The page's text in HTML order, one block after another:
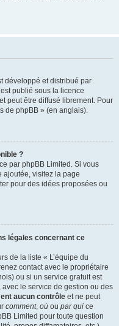
développé et distribué par
publié sous la licence
peut être diffusé librement. Pour
de phpBB » (en anglais).
?
par phpBB Limited. Si vous
ajoutée, visitez la page
pour des idées proposées ou
légales concernant ce
de la liste « L’équipe du
contact avec le propriétaire
) ou si un service gratuit est
avec le service de gestion ou des
aucun contrôle et ne peut
comment, où ou par qui ce
Limited pour toute question